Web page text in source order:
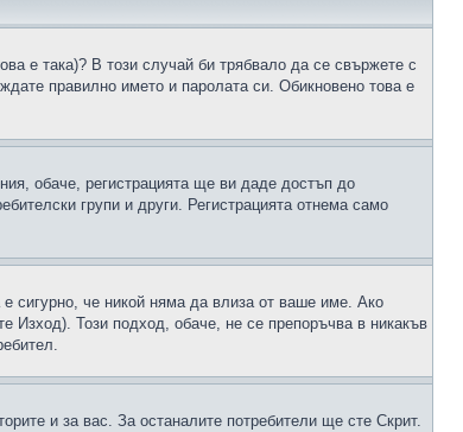
е така)? В този случай би трябвало да се свържете с
правилно името и паролата си. Обикновено това е
обаче, регистрацията ще ви даде достъп до
групи и други. Регистрацията отнема само
е сигурно, че никой няма да влиза от ваше име. Ако
Изход). Този подход, обаче, не се препоръчва в никакъв
и за вас. За останалите потребители ще сте Скрит.